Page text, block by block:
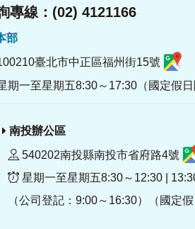
專線：(02) 4121166
部
臺北市中正區福州街15號
期一至星期五8:30～17:30（國定假日
南投辦公區
540202南投縣南投市省府路4號
星期一至星期五8:30～12:30 |
（公司登記：9:00～16:30）（國定假